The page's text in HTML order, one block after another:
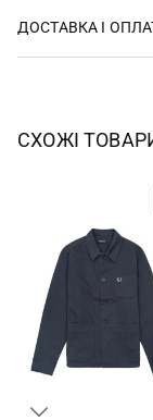
ДОСТАВКА І
СХОЖІ